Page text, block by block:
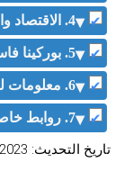
4. الاقتصاد والقطاعات
5. بوركينا فاسو على شكل أرقام
6. معلومات لوجيستية
7. روابط خاصة
تاريخ التحديث: 20.06.2023